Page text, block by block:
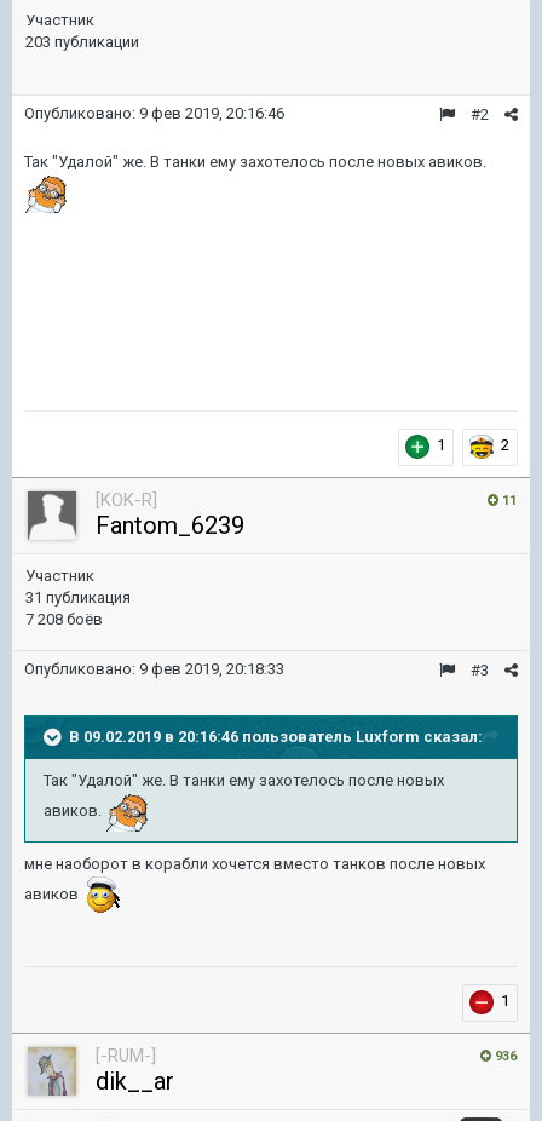
Участник
203 публикации
#2
Опубликовано: 9 фев 2019, 20:16:46
Так "Удалой" же. В танки ему захотелось после новых авиков.
1 2
11
[KOK-R]
Fantom_6239
Участник
31 публикация
7 208 боёв
#3
Опубликовано: 9 фев 2019, 20:18:33
В 09.02.2019 в 20:16:46 пользователь Luxform сказал:
Так "Удалой" же. В танки ему захотелось после новых
авиков.
мне наоборот в корабли хочется вместо танков после новых
авиков
1
936
[-RUM-]
dik__ar